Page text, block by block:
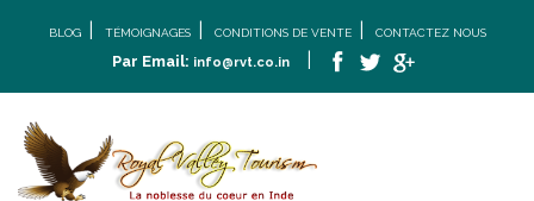
BLOG TÉMOIGNAGES CONDITIONS DE VENTE CONTACTEZ NOUS
Par Email: info@rvt.co.in